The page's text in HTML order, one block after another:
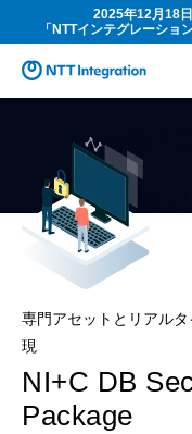
2025年12月18
「NTTインテグレーショ
専門アセットとリアル
現
NI+C DB
Package